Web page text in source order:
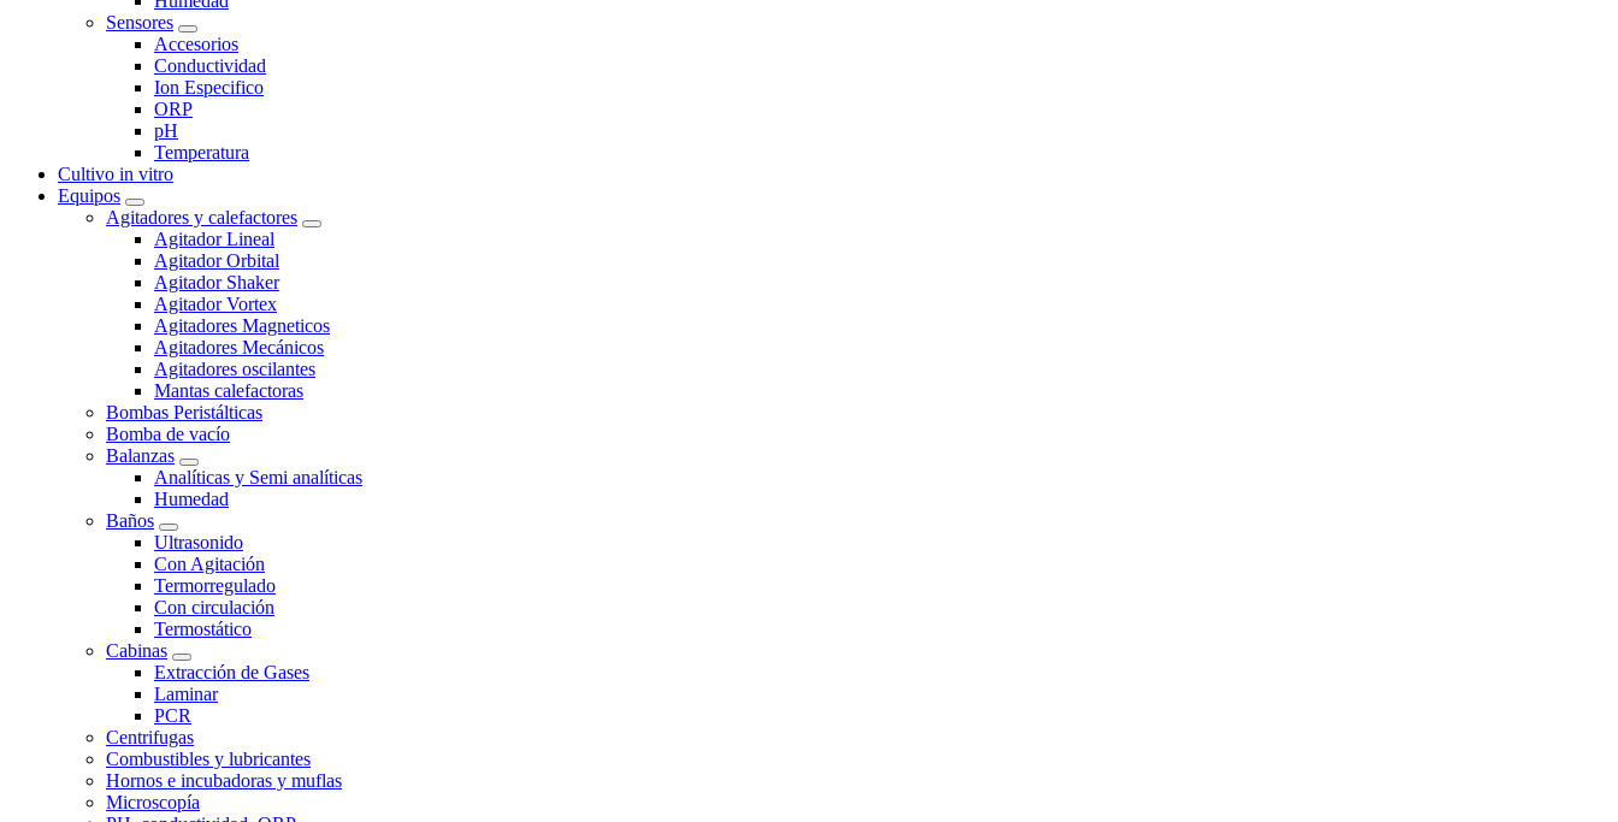
Sensores
Accesorios
Conductividad
Ion Especifico
ORP
pH
Temperatura
Cultivo in vitro
Equipos
Agitadores y calefactores
Agitador Lineal
Agitador Orbital
Agitador Shaker
Agitador Vortex
Agitadores Magneticos
Agitadores Mecánicos
Agitadores oscilantes
Mantas calefactoras
Bombas Peristálticas
Bomba de vacío
Balanzas
Analíticas y Semi analíticas
Humedad
Baños
Ultrasonido
Con Agitación
Termorregulado
Con circulación
Termostático
Cabinas
Extracción de Gases
Laminar
PCR
Centrifugas
Combustibles y lubricantes
Hornos e incubadoras y muflas
Microscopía